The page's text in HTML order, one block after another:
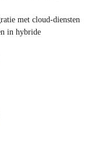
met cloud-diensten
in hybride